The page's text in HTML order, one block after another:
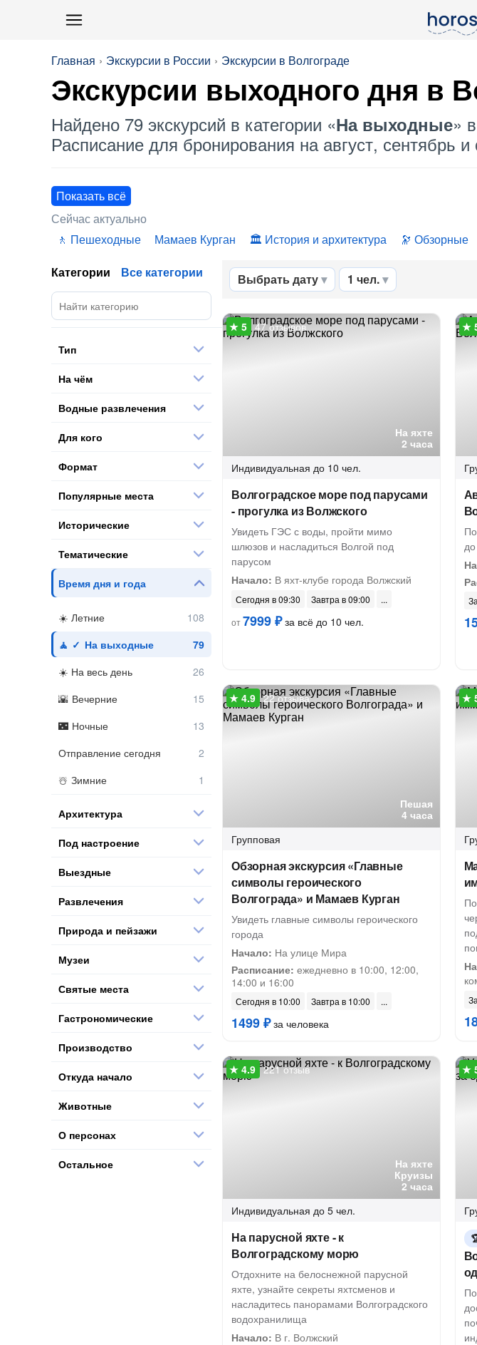
Главная Экскурсии в России Экскурсии в Волгограде
Экскурсии выходного дня в
Найдено 79 экскурсий в категории «На выходные»
Расписание для бронирования на август, сентябрь и
Показать всё
Сейчас актуально
Пешеходные
Мамаев Курган История и архитектура Обзорные
Выбрать дату 1 чел.
На яхте
2 часа
47 отзывов
Индивидуальная до 10 чел.
Волгоградское море под парусами
- прогулка из Волжского
Увидеть ГЭС с воды, пройти мимо
шлюзов и насладиться Волгой под
парусом
Начало: В яхт-клубе города Волжский
Сегодня в 09:30
Завтра в 09:00
от7999 ₽за всё до 10 чел.
Пешая
4 часа
22 отзыва
Групповая
Обзорная экскурсия «Главные
символы героического
Волгограда» и Мамаев Курган
Увидеть главные символы героического
города
Начало: На улице Мира
Расписание: ежедневно в 10:00, 12:00,
14:00 и 16:00
Сегодня в 10:00 Завтра в 10:00
1499 ₽за человека
На яхте
Круизы
2 часа
221 отзыв
Индивидуальная до 5 чел.
На парусной яхте - к
Волгоградскому морю
Отдохните на белоснежной парусной
яхте, узнайте секреты яхтсменов и
насладитесь панорамами Волгоградского
водохранилища
Начало: В г. Волжский
Категории Все категории
Тип
На чём
Водные развлечения
Для кого
Формат
Популярные места
Исторические
Тематические
Время дня и года
Летние
На выходные
На весь день
Вечерние
Ночные
Отправление сегодня
Зимние
Архитектура
Под настроение
Выездные
Развлечения
Природа и пейзажи
Музеи
Святые места
Гастрономические
Производство
Откуда начало
Животные
О персонах
Остальное